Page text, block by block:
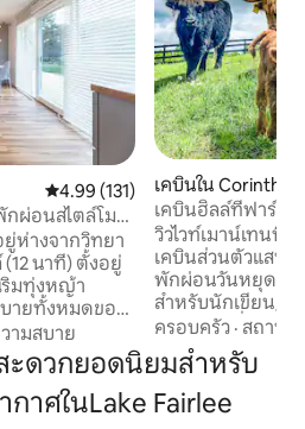
คะแนนเฉลี่ย 4.99 จาก 5, 131 รีวิว
4.99 (131)
กผ่อนสไตล์โม
ห่างจากวิทยา
(12 นาที) ตั้งอยู่
ริมทุ่งหญ้า
ารางฟุต
นทางเดินป่าและ
บรถไปยังสถาน
ออกไปหนึ่ง
ามสบาย
เคบินใน Corinth
เคบินฮิลล์ที่ฟาร์ม
เวอร์มอนต์
วิวไวท์เมาน์เทนที่
เคบินส่วนตัวแสนส
พักผ่อนวันหยุดแบ
สำหรับนักเขียน/ศิ
นักพเนจรที่มองหา
บันดาลใจในการ
เคบิน 1 ห้องพร้อม
ครัว และเตาบาร์บี
กันในชื่อ Cabin
ครอบครัว · สถานที่
ะดวกยอดนิยมสำหรับ
าศในLake Fairlee